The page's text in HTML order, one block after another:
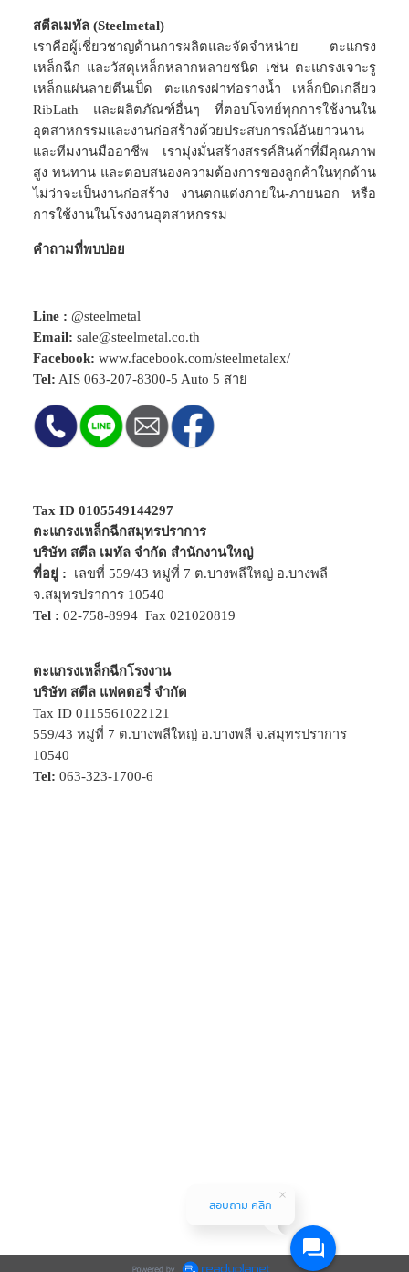
สตีลเมทัล (Steelmetal)
เราคือผู้เชี่ยวชาญด้านการผลิตและจัดจำหน่าย ตะแกรง
เหล็กฉีก และวัสดุเหล็กหลากหลายชนิด เช่น ตะแกรงเจาะรู
เหล็กแผ่นลายตีนเป็ด ตะแกรงฝาท่อรางน้ำ เหล็กบิดเกลียว
RibLath และผลิตภัณฑ์อื่นๆ ที่ตอบโจทย์ทุกการใช้งานใน
อุตสาหกรรมและงานก่อสร้างด้วยประสบการณ์อันยาวนาน
และทีมงานมืออาชีพ เรามุ่งมั่นสร้างสรรค์สินค้าที่มีคุณภาพ
สูง ทนทาน และตอบสนองความต้องการของลูกค้าในทุกด้าน
ไม่ว่าจะเป็นงานก่อสร้าง งานตกแต่งภายใน-ภายนอก หรือ
การใช้งานในโรงงานอุตสาหกรรม
คำถามที่พบบ่อย
Line : @steelmetal
Email: sale@steelmetal.co.th
Facebook: www.facebook.com/steelmetalex/
Tel: AIS 063-207-8300-5 Auto 5 สาย
Tax ID 0105549144297
ตะแกรงเหล็กฉีกสมุทรปราการ
บริษัท สตีล เมทัล จำกัด สำนักงานใหญ่
ที่อยู่ :
เลขที่ 559/43 หมู่ที่ 7 ต.บางพลีใหญ่ อ.บางพลี
จ.สมุทรปราการ 10540
Tel : 02-758-8994Fax 021020819
ตะแกรงเหล็กฉีกโรงงาน
บริษัท สตีล แฟคตอรี่ จำกัด
Tax ID 0115561022121
559/43 หมู่ที่ 7 ต.บางพลีใหญ่ อ.บางพลี จ.สมุทรปราการ
10540
Tel: 063-323-1700-6
สอบถาม คลิก